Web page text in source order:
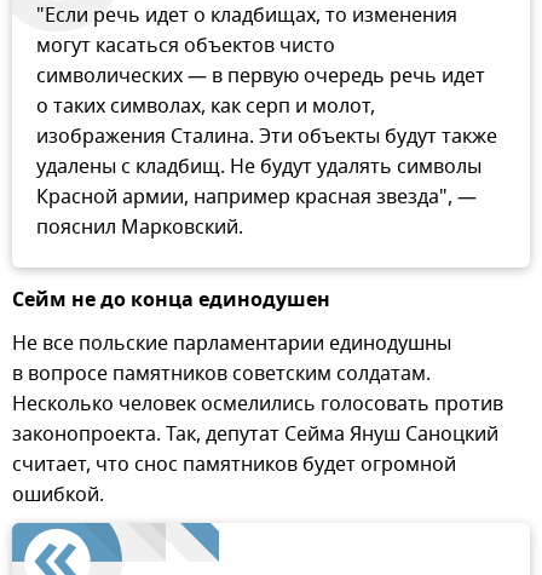
"Если речь идет о кладбищах, то изменения
могут касаться объектов чисто
символических — в первую очередь речь идет
о таких символах, как серп и молот,
изображения Сталина. Эти объекты будут также
удалены с кладбищ. Не будут удалять символы
Красной армии, например красная звезда", —
пояснил Марковский.
Сейм не до конца единодушен
Не все польские парламентарии единодушны
в вопросе памятников советским солдатам.
Несколько человек осмелились голосовать против
законопроекта. Так, депутат Сейма Януш Саноцкий
считает, что снос памятников будет огромной
ошибкой.